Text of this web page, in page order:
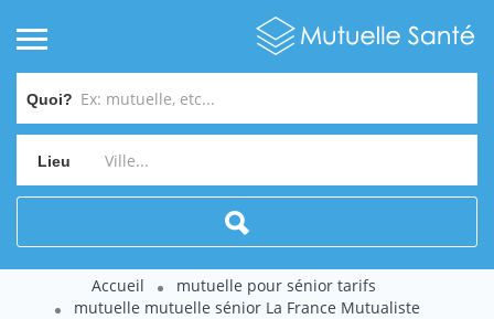
Quoi?
Lieu
Accueil
mutuelle pour sénior tarifs
mutuelle mutuelle sénior La France Mutualiste